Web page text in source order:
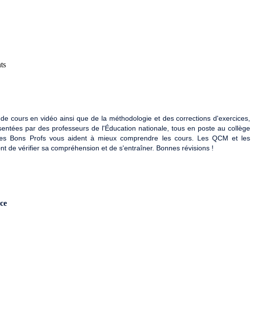
cours en vidéo ainsi que de la méthodologie et des corrections d'exercices,
par des professeurs de l'Éducation nationale, tous en poste au collège
Bons Profs vous aident à mieux comprendre les cours. Les QCM et les
de vérifier sa compréhension et de s'entraîner. Bonnes révisions !